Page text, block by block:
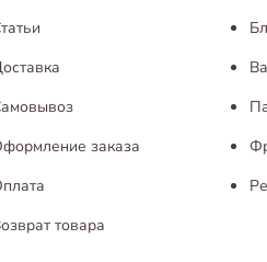
заказа
товара